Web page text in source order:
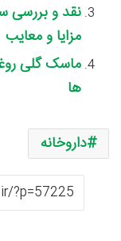
مزایا و معایب
ماسک گلی
ها
داروخانه